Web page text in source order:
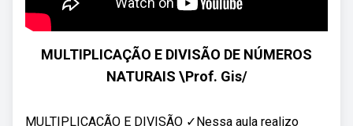
MULTIPLICAÇÃO E DIVISÃO DE NÚMEROS
NATURAIS \Prof. Gis/
MULTIPLICAÇÃO E DIVISÃO ✓Nessa aula realizo